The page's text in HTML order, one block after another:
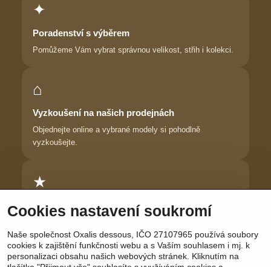
✦
Poradenství s výběrem
Pomůžeme Vám vybrat správnou velikost, střih i kolekci.
⌂
Vyzkoušení na našich prodejnách
Objednejte online a vybrané modely si pohodlně
vyzkoušejte.
★
Důvěra zákaznic
cítí krásně.
Cookies nastavení soukromí
Naše společnost Oxalis dessous, IČO 27107965 používá soubory
cookies k zajištění funkčnosti webu a s Vaším souhlasem i mj. k
personalizaci obsahu našich webových stránek. Kliknutím na